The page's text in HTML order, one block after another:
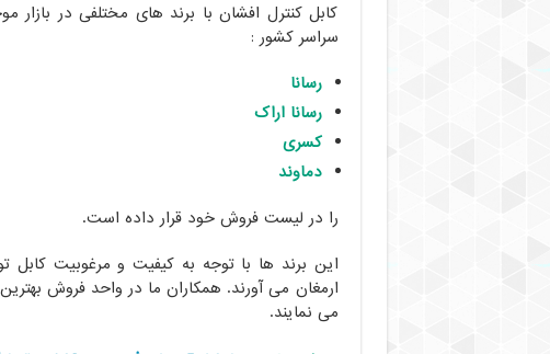
کابل کنترل افشان با برند های مختلفی در
سراسر کشور :
رسانا
رسانا اراک
کسری
دماوند
را در لیست فروش خود قرار داده است.
این برند ها با توجه به کیفیت و مرغوبیت کابل
ارمغان می آورند. همکاران ما در واحد فروش
می نمایند.